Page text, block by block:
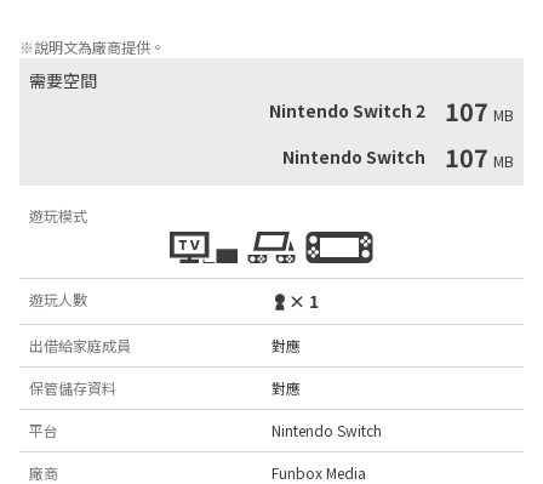
※說明文為廠商提供。
需要空間
Nintendo Switch 2
107 MB
Nintendo Switch 107 MB
遊玩模式
遊玩人數 × 1
出借給家庭成員 對應
保管儲存資料 對應
平台 Nintendo Switch
廠商 Funbox Media